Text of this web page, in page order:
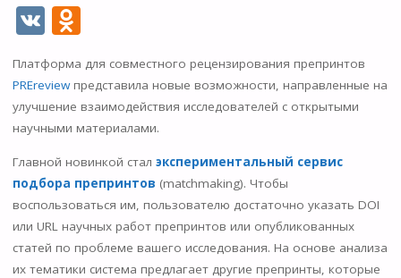
V
K
O
n
o
kl
as
s
ni
ki
Платформа для совместного рецензирования препринтов
PREreviewпредставила новые возможности, направленные на
улучшение взаимодействия исследователей с открытыми
научными материалами.
Главной новинкой стал экспериментальный сервис
подбора препринтов (matchmaking). Чтобы
воспользоваться им, пользователю достаточно указать DOI
или URL научных работ препринтов или опубликованных
статей по проблеме вашего исследования. На основе анализа
их тематики система предлагает другие препринты, которые